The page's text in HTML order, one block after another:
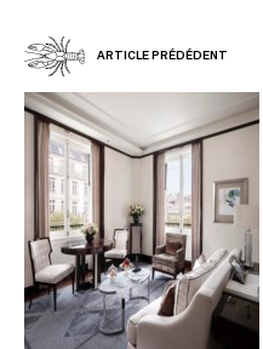
ARTICLE PRÉDÉDENT